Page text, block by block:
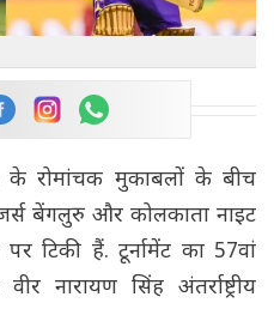
रोमांचक मुकाबलों के बीच
बेंगलुरु और कोलकाता नाइट
टिकी हैं. टूर्नामेंट का 57वां
नारायण सिंह अंतर्राष्ट्रीय